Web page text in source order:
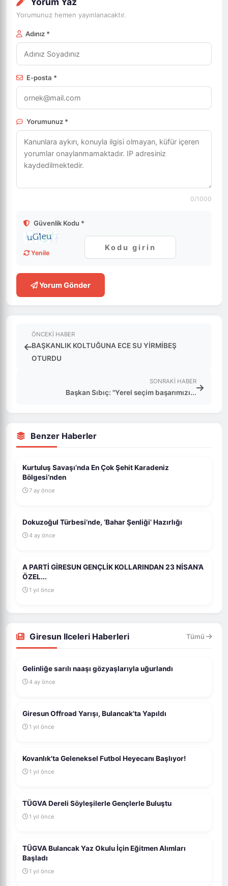
Yorumunuz hemen yayınlanacaktır.
Adınız *
E-posta *
Yorumunuz *
0/1000
Güvenlik Kodu *
Yenile
Yorum Gönder
ÖNCEKI HABER
BAŞKANLIK KOLTUĞUNA ECE SU YİRMİBEŞ
OTURDU
SONRAKI HABER
Başkan Sıbıç: "Yerel seçim başarımızı...
Benzer Haberler
Kurtuluş Savaşı’nda En Çok Şehit Karadeniz
Bölgesi’nden
7 ay önce
Dokuzoğul Türbesi’nde, ‘Bahar Şenliği’ Hazırlığı
4 ay önce
A PARTİ GİRESUN GENÇLİK KOLLARINDAN 23 NİSAN’A
ÖZEL...
1 yıl önce
Giresun Ilceleri Haberleri Tümü
Gelinliğe sarılı naaşı gözyaşlarıyla uğurlandı
4 ay önce
Giresun Offroad Yarışı, Bulancak'ta Yapıldı
1 yıl önce
Kovanlık'ta Geleneksel Futbol Heyecanı Başlıyor!
1 yıl önce
TÜGVA Dereli Söyleşilerle Gençlerle Buluştu
1 yıl önce
TÜGVA Bulancak Yaz Okulu İçin Eğitmen Alımları
Başladı
1 yıl önce